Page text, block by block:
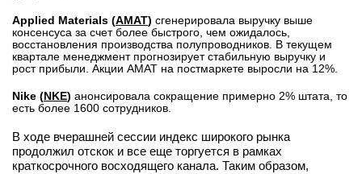
Applied Materials (AMAT) сгенерировала выручку выше
консенсуса за счет более быстрого, чем ожидалось,
восстановления производства полупроводников. В текущем
квартале менеджмент прогнозирует стабильную выручку и
рост прибыли. Акции AMAT на постмаркете выросли на 12%.
Nike (NKE) анонсировала сокращение примерно 2% штата, то
есть более 1600 сотрудников.
В ходе вчерашней сессии индекс широкого рынка
продолжил отскок и все еще торгуется в рамках
краткосрочного восходящего канала. Таким образом,